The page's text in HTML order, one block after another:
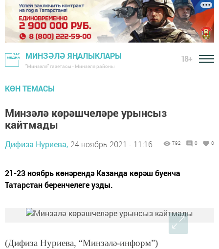
МИНЗӘЛӘ ЯҢАЛЫКЛАРЫ
"Минзәлә" газетасы - Минзәлә районы
18+
КӨН ТЕМАСЫ
Минзәлә көрәшчеләре урынсыз
кайтмады
Дифиза Нуриева, 24 ноябрь 2021 - 11:16 792 0 0
21-23 ноябрь көнәрендә Казанда көрәш буенча
Татарстан беренчелеге узды.
(Дифиза Нуриева, “Минзәлә-информ”)